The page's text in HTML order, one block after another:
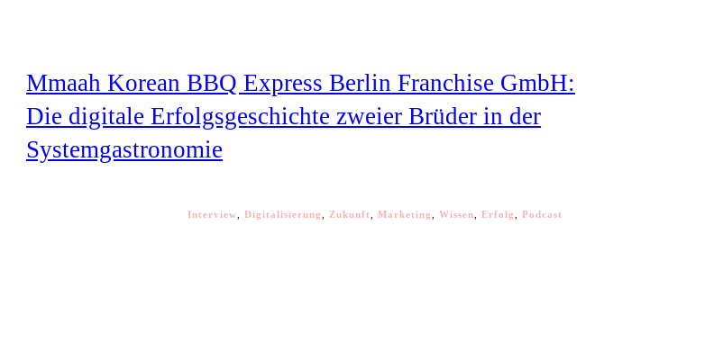
Mmaah Korean BBQ Express Berlin Franchise GmbH:
Die digitale Erfolgsgeschichte zweier Brüder in der
Systemgastronomie
Interview Digitalisierung Zukunft Marketing Wissen Erfolg Podcast